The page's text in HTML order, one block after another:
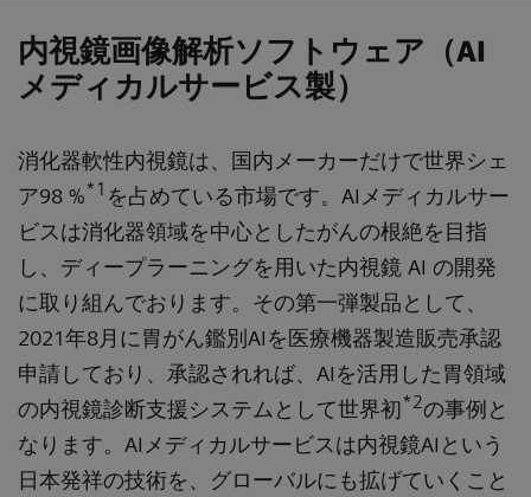
内視鏡画像解析ソフトウェア（AI
メディカルサービス製）
消化器軟性内視鏡は、国内メーカーだけで世界シェ
ア98 %*1 を占めている市場です。AIメディカルサー
ビスは消化器領域を中心としたがんの根絶を目指
し、ディープラーニングを用いた内視鏡 AI の開発
に取り組んでおります。その第一弾製品として、
2021年8月に胃がん鑑別AIを医療機器製造販売承認
申請しており、承認されれば、AIを活用した胃領域
の内視鏡診断支援システムとして世界初*2の事例と
なります。AIメディカルサービスは内視鏡AIという
日本発祥の技術を、グローバルにも拡げていくこと